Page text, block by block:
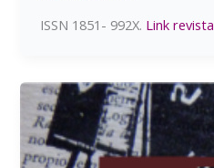
ISSN 1851- 992X. Link revista